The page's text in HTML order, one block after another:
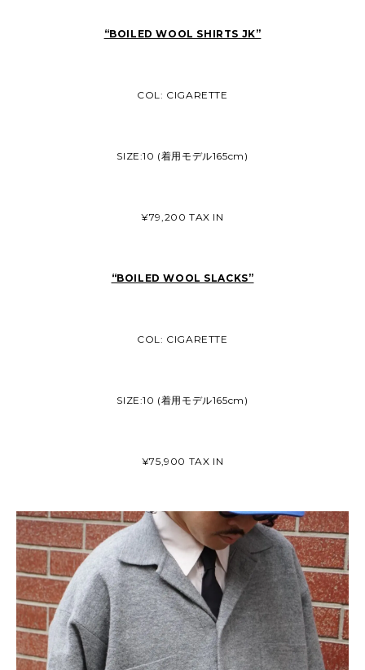
“BOILED WOOL SHIRTS JK”
COL: CIGARETTE
SIZE:10 (着用モデル165cm)
¥79,200 TAX IN
“BOILED WOOL SLACKS”
COL: CIGARETTE
SIZE:10 (着用モデル165cm)
¥75,900 TAX IN